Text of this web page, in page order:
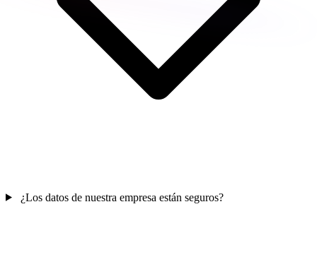
¿Los datos de nuestra empresa están seguros?